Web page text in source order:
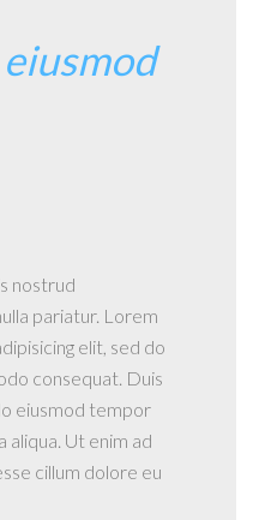
nostrud
pariatur. Lorem
elit, sed do
consequat. Duis
eiusmod tempor
Ut enim ad
cillum dolore eu